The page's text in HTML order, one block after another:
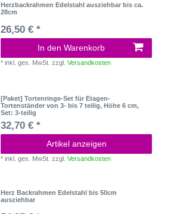
Herzbackrahmen Edelstahl ausziehbar bis ca.
28cm
26,50 € *
In den Warenkorb
*inkl. ges. MwSt. zzgl.Versandkosten
[Paket] Tortenringe-Set für Etagen-
Tortenständer von 3- bis 7 teilig, Höhe 6 cm,
Set: 3-teilig
32,70 € *
Artikel anzeigen
*inkl. ges. MwSt. zzgl.Versandkosten
Herz Backrahmen Edelstahl bis 50cm
ausziehbar